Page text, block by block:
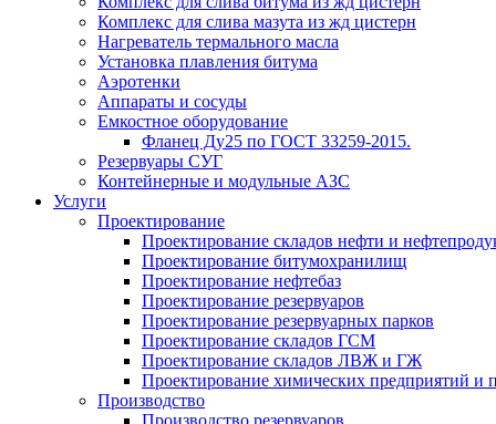
Комплекс для слива мазута из жд цистерн
Нагреватель термального масла
Установка плавления битума
Аэротенки
Аппараты и сосуды
Емкостное оборудование
Фланец Ду25 по ГОСТ 33259-2015.
Резервуары СУГ
Контейнерные и модульные АЗС
Услуги
Проектирование
Проектирование складов нефти и
Проектирование битумохранилищ
Проектирование нефтебаз
Проектирование резервуаров
Проектирование резервуарных парков
Проектирование складов ГСМ
Проектирование складов ЛВЖ и ГЖ
Проектирование химических предприятий и
Производство
Производство резервуаров